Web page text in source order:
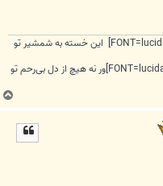
[FONT=lucida grande, tahoma, verdana, arial, sans-serif] این خسته به شمشیر تو
[FONT=lucida grande, tahoma, verdana, arial, sans-serif]ور نه هیچ از دل بی‌رحم تو
ب
ا